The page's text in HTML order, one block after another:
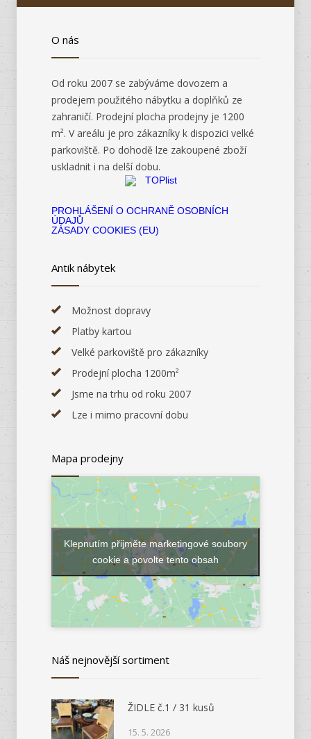
O nás
Od roku 2007 se zabýváme dovozem a
prodejem použitého nábytku a doplňků ze
zahraničí. Prodejní plocha prodejny je 1200
m². V areálu je pro zákazníky k dispozici velké
parkoviště. Po dohodě lze zakoupené zboží
uskladnit i na delší dobu.
PROHLÁŠENÍ O OCHRANĚ OSOBNÍCH
ÚDAJŮ
ZÁSADY COOKIES (EU)
Antik nábytek
Možnost dopravy
Platby kartou
Velké parkoviště pro zákazníky
Prodejní plocha 1200m²
Jsme na trhu od roku 2007
Lze i mimo pracovní dobu
Mapa prodejny
Klepnutím přijměte marketingové soubory
cookie a povolte tento obsah
Náš nejnovější sortiment
ŽIDLE č.1 / 31 kusů
15. 5. 2026